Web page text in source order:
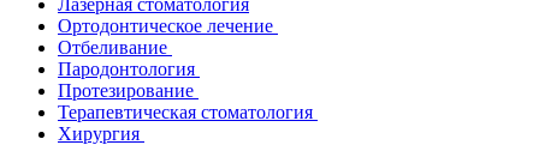
Лазерная стоматология
Ортодонтическое лечение
Отбеливание
Пародонтология
Протезирование
Терапевтическая стоматология
Хирургия